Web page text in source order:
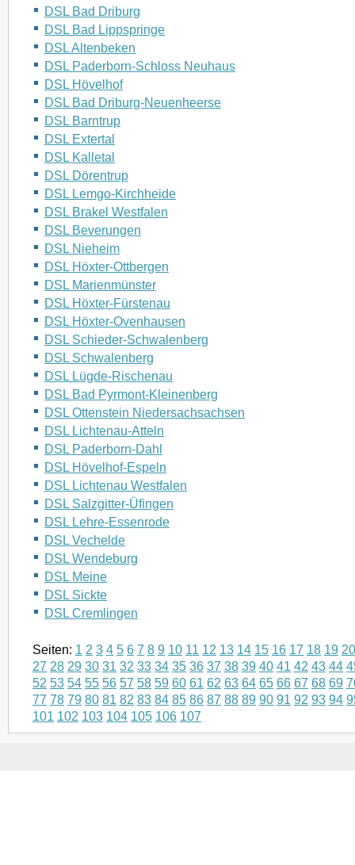
DSL Bad Driburg
DSL Bad Lippspringe
DSL Altenbeken
DSL Paderborn-Schloss Neuhaus
DSL Hövelhof
DSL Bad Driburg-Neuenheerse
DSL Barntrup
DSL Extertal
DSL Kalletal
DSL Dörentrup
DSL Lemgo-Kirchheide
DSL Brakel Westfalen
DSL Beverungen
DSL Nieheim
DSL Höxter-Ottbergen
DSL Marienmünster
DSL Höxter-Fürstenau
DSL Höxter-Ovenhausen
DSL Schieder-Schwalenberg
DSL Schwalenberg
DSL Lügde-Rischenau
DSL Bad Pyrmont-Kleinenberg
DSL Ottenstein Niedersachsachsen
DSL Lichtenau-Atteln
DSL Paderborn-Dahl
DSL Hövelhof-Espeln
DSL Lichtenau Westfalen
DSL Salzgitter-Üfingen
DSL Lehre-Essenrode
DSL Vechelde
DSL Wendeburg
DSL Meine
DSL Sickte
DSL Cremlingen
Seiten: 1 2 3 4 5 6 7 8 9 10 11 12 13 14 15 16 17 18 19 20
27 28 29 30 31 32 33 34 35 36 37 38 39 40 41 42 43 44
52 53 54 55 56 57 58 59 60 61 62 63 64 65 66 67 68 69
77 78 79 80 81 82 83 84 85 86 87 88 89 90 91 92 93 94
101 102 103 104 105 106 107